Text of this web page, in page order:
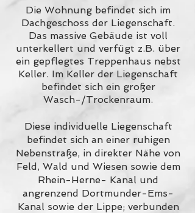
Die Wohnung befindet sich im
Dachgeschoss der Liegenschaft.
Das massive Gebäude ist voll
unterkellert und verfügt z.B. über
ein gepflegtes Treppenhaus nebst
Keller. Im Keller der Liegenschaft
befindet sich ein großer
Wasch-/Trockenraum.
Diese individuelle Liegenschaft
befindet sich an einer ruhigen
Nebenstraße, in direkter Nähe von
Feld, Wald und Wiesen sowie dem
Rhein-Herne- Kanal und
angrenzend Dortmunder-Ems-
Kanal sowie der Lippe; verbunden